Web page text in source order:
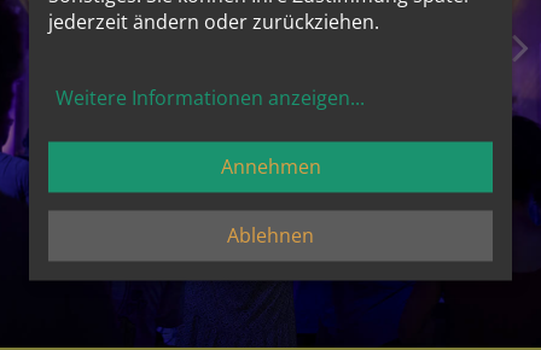
jederzeit ändern oder zurückziehen.
Weitere Informationen anzeigen...
Ablehnen
Annehmen